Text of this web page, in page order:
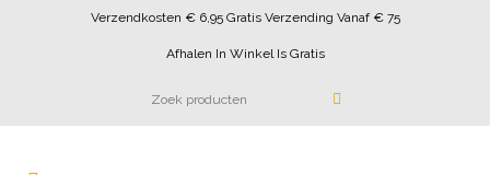
Verzendkosten € 6,95 Gratis Verzending Vanaf € 75
Afhalen In Winkel Is Gratis